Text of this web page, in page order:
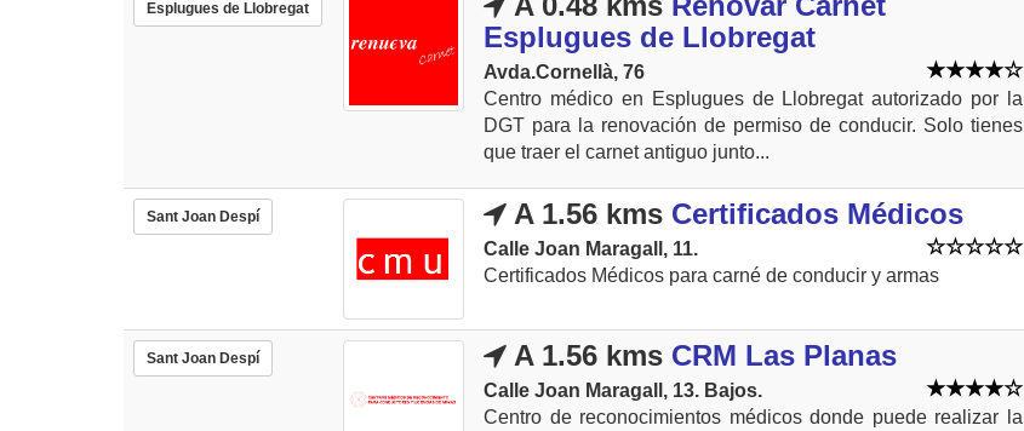
Esplugues de Llobregat
Esplugues de Llobregat
Avda.Cornellà, 76
Centro médico en Esplugues de Llobregat autorizado por la
DGT para la renovación de permiso de conducir. Solo tienes
que traer el carnet antiguo junto...
Sant Joan Despí A 1.56 kms Certificados Médicos
Calle Joan Maragall, 11.
Certificados Médicos para carné de conducir y armas
Sant Joan Despí A 1.56 kms CRM Las Planas
Calle Joan Maragall, 13. Bajos.
Centro de reconocimientos médicos donde puede realizar la